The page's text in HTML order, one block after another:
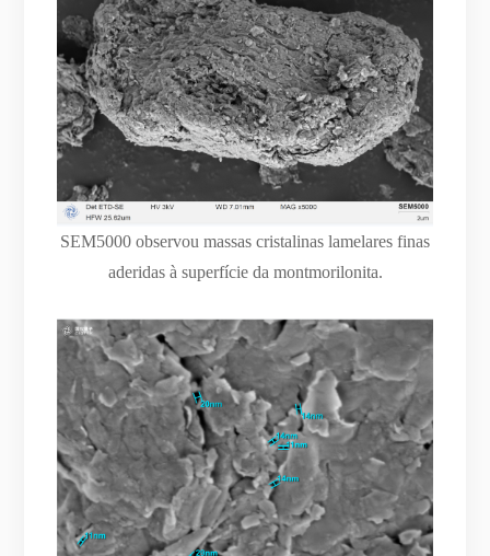
SEM5000 observou massas cristalinas lamelares finas
aderidas à superfície da montmorilonita.